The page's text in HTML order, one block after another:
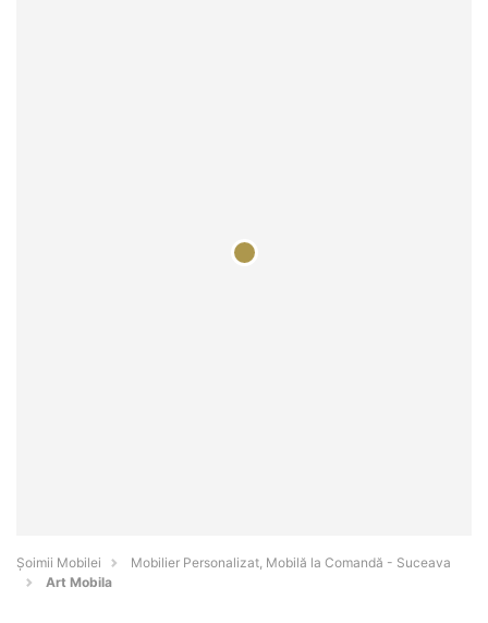
Șoimii Mobilei
Mobilier Personalizat, Mobilă la Comandă - Suceava
Art Mobila